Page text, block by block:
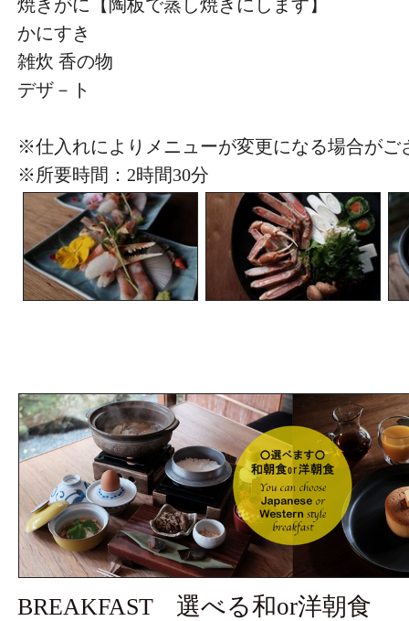
焼きがに【陶板で蒸し焼きにします】
かにすき
雑炊 香の物
デザ－ト
※仕入れによりメニューが変更になる場合がご
※所要時間：2時間30分
BREAKFAST 選べる和or洋朝食